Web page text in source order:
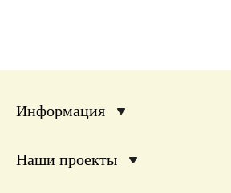
Информация
Наши проекты